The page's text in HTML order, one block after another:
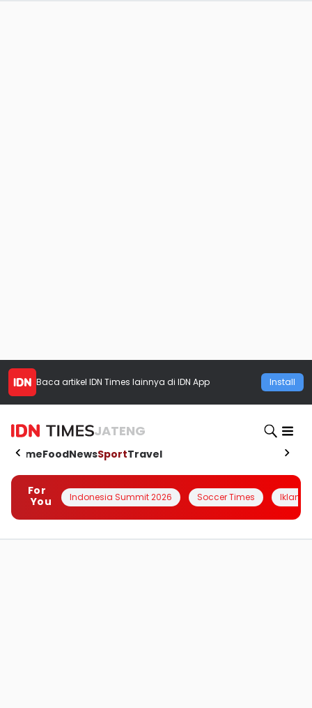
Baca artikel IDN Times lainnya di IDN App Install
JATENG
HomeFoodNewsSportTravel
For
You
Indonesia Summit 2026 Soccer Times Iklanin